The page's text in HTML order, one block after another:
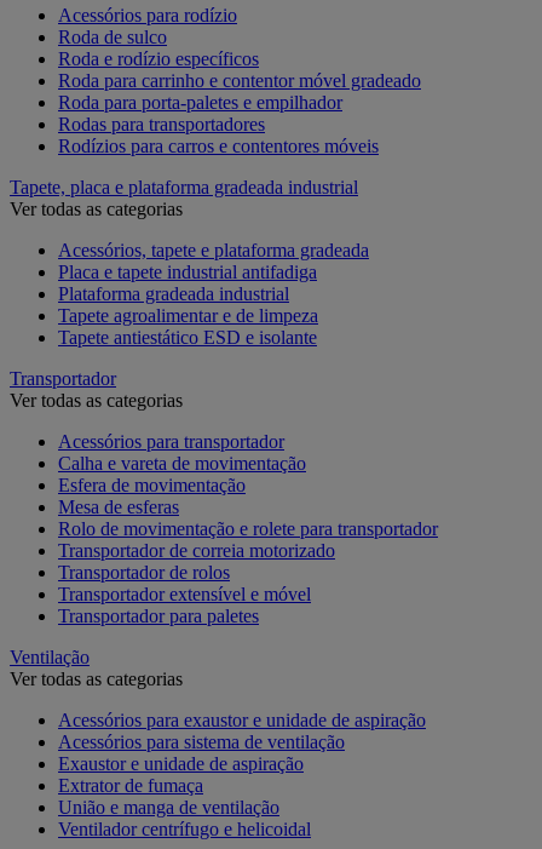
Acessórios para rodízio
Roda de sulco
Roda e rodízio específicos
Roda para carrinho e contentor móvel gradeado
Roda para porta-paletes e empilhador
Rodas para transportadores
Rodízios para carros e contentores móveis
Tapete, placa e plataforma gradeada industrial
Ver todas as categorias
Acessórios, tapete e plataforma gradeada
Placa e tapete industrial antifadiga
Plataforma gradeada industrial
Tapete agroalimentar e de limpeza
Tapete antiestático ESD e isolante
Transportador
Ver todas as categorias
Acessórios para transportador
Calha e vareta de movimentação
Esfera de movimentação
Mesa de esferas
Rolo de movimentação e rolete para transportador
Transportador de correia motorizado
Transportador de rolos
Transportador extensível e móvel
Transportador para paletes
Ventilação
Ver todas as categorias
Acessórios para exaustor e unidade de aspiração
Acessórios para sistema de ventilação
Exaustor e unidade de aspiração
Extrator de fumaça
União e manga de ventilação
Ventilador centrífugo e helicoidal